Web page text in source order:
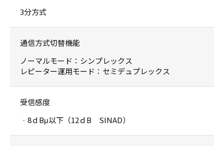
3分方式
通信方式切替機能
ノーマルモード：シンプレックス
レピーター運用モード：セミデュプレックス
受信感度
‐8ｄBμ以下（12ｄB SINAD）